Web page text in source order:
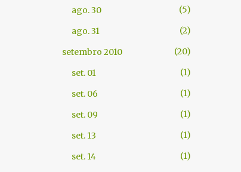
ago. 30
5
ago. 31
2
setembro 2010
20
set. 01
1
set. 06
1
set. 09
1
set. 13
1
set. 14
1